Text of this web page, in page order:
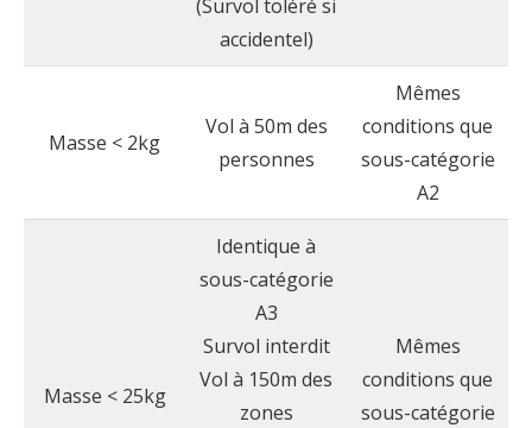
(Survol toléré si
accidentel)
Masse < 2kg
Vol à 50m des
personnes
Mêmes
conditions que
sous-catégorie
A2
Masse < 25kg
Identique à
sous-catégorie
A3
Survol interdit
Vol à 150m des
zones
Mêmes
conditions que
sous-catégorie